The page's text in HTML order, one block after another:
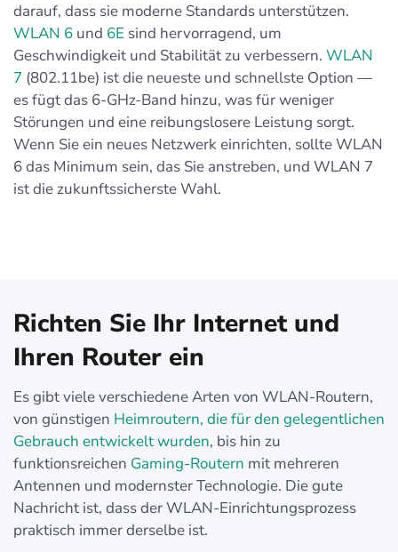
darauf, dass sie moderne Standards unterstützen.
WLAN 6 und 6E sind hervorragend, um
Geschwindigkeit und Stabilität zu verbessern. WLAN
7 (802.11be) ist die neueste und schnellste Option —
es fügt das 6-GHz-Band hinzu, was für weniger
Störungen und eine reibungslosere Leistung sorgt.
Wenn Sie ein neues Netzwerk einrichten, sollte WLAN
6 das Minimum sein, das Sie anstreben, und WLAN 7
ist die zukunftssicherste Wahl.
Richten Sie Ihr Internet und
Ihren Router ein
Es gibt viele verschiedene Arten von WLAN-Routern,
von günstigen Heimroutern, die für den gelegentlichen
Gebrauch entwickelt wurden, bis hin zu
funktionsreichen Gaming-Routern mit mehreren
Antennen und modernster Technologie. Die gute
Nachricht ist, dass der WLAN-Einrichtungsprozess
praktisch immer derselbe ist.